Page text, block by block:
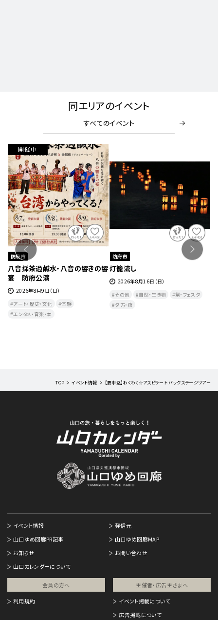
同エリアのイベント
すべてのイベント
開催中
防府市
八音採茶過鹹水・八音の響きの響
宴 防府公演
2026年8月9日（日）
アート・歴史・文化
体験
エンタメ・音楽・本
防府市
灯籠流し
2026年8月16日（日）
その他
自然・生き物
祭・フェスタ
夕方・夜​
TOP イベント情報 【要申込】わくわく☆アスピラート バックステージツアー
イベント情報
発信元
山口ゆめ回廊PR記事
山口ゆめ回廊MAP
お知らせ
お問い合わせ
山口カレンダーについて
会員の方へ
利用規約
主催者・広告主さまへ​
イベント掲載について
広告掲載について